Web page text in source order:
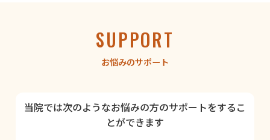
SUPPORT
お悩みのサポート
当院では次のようなお悩みの方のサポートをするこ
とができます